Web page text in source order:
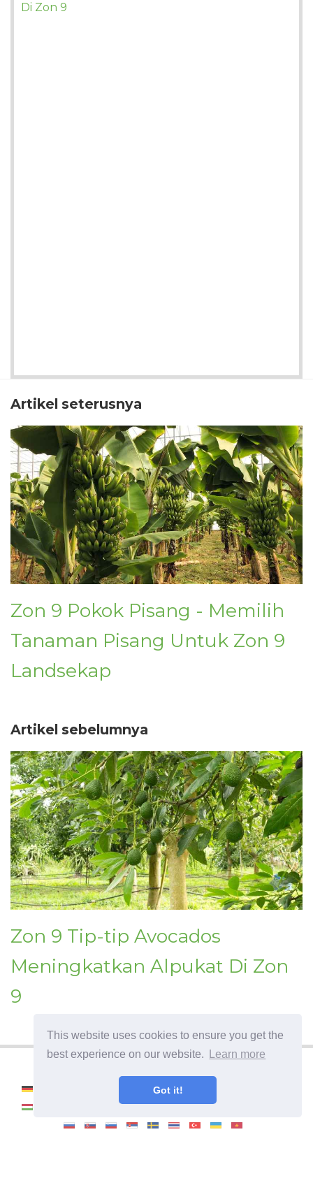
This website uses cookies to ensure you get the
best experience on our website.
Learn more
Got it!
Di Zon 9
Artikel seterusnya
Zon 9 Pokok Pisang - Memilih
Tanaman Pisang Untuk Zon 9
Landsekap
Artikel sebelumnya
Zon 9 Tip-tip Avocados
Meningkatkan Alpukat Di Zon
9